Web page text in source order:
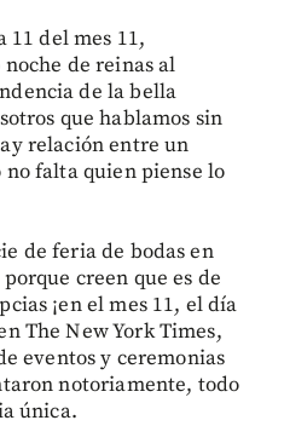
11 del mes 11,
de reinas al
de la bella
que hablamos sin
relación entre un
falta quien piense lo
de feria de bodas en
creen que es de
¡en el mes 11, el día
The New York Times,
eventos y ceremonias
notoriamente, todo
única.